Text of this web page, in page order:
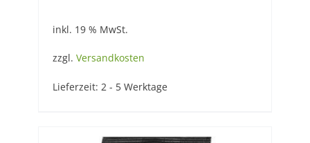
inkl. 19 % MwSt.
zzgl. Versandkosten
Lieferzeit: 2 - 5 Werktage